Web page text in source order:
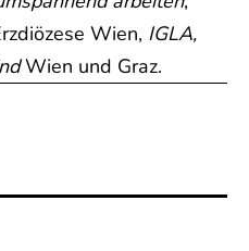
Wien, IGLA,
Wien und Graz.